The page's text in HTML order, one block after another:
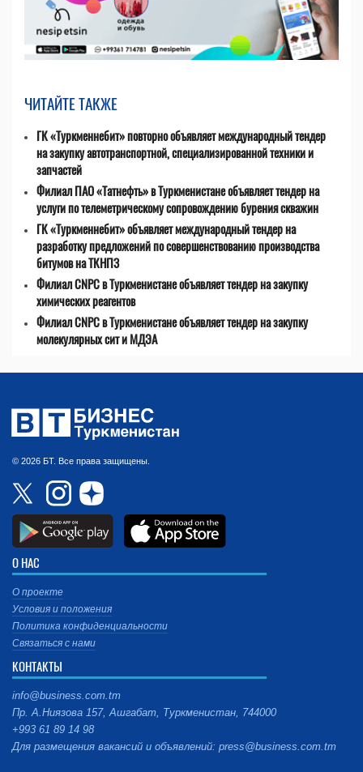
ЧИТАЙТЕ ТАКЖЕ
ГК «Туркменнебит» повторно объявляет международный тендер
на закупку автотранспортной, специализированной техники и
запчастей
Филиал ПАО «Татнефть» в Туркменистане объявляет тендер на
услуги по телеметрическому сопровождению бурения скважин
ГК «Туркменнебит» объявляет международный тендер на
разработку предложений по совершенствованию производства
битумов на ТКНПЗ
Филиал CNPC в Туркменистане объявляет тендер на закупку
химических реагентов
Филиал CNPC в Туркменистане объявляет тендер на закупку
молекулярных сит и МДЭА
© 2026 БТ. Все права защищены.
О НАС
О проекте
Условия и положения
Политика конфиденциальности
Связаться с нами
КОНТАКТЫ
info@business.com.tm
Пр. А.Ниязова 157, Ашгабат, Туркменистан, 744000
+993 61 89 14 98
Для размещения вакансий и объявлений: press@business.com.tm